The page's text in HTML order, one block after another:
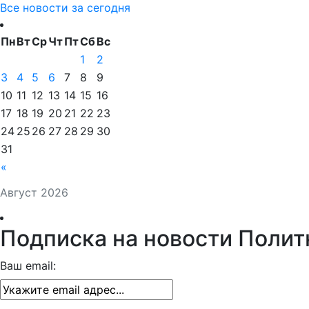
Все новости за сегодня
Август 2026
ПнВтСрЧтПтСбВс
«
1
2
3
4 5 6 7 8
9
10 11 12 13 14 15 16
17 18 19 20 21 22 23
24 25 26 27 28 29 30
31
Подписка на новости
Ваш email: